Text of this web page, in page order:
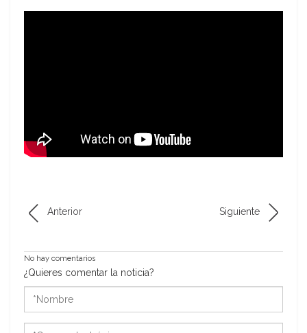
Anterior Siguiente
No hay comentarios
¿Quieres comentar la noticia?